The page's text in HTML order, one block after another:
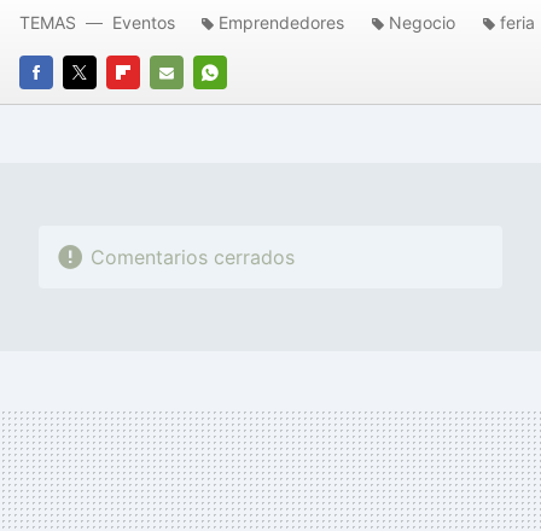
FACEBOOK
TWITTERFLIPBOARD
E-
WHATSAPP
TEMAS Eventos Emprendedores Negocio feria
Comentarios cerrados